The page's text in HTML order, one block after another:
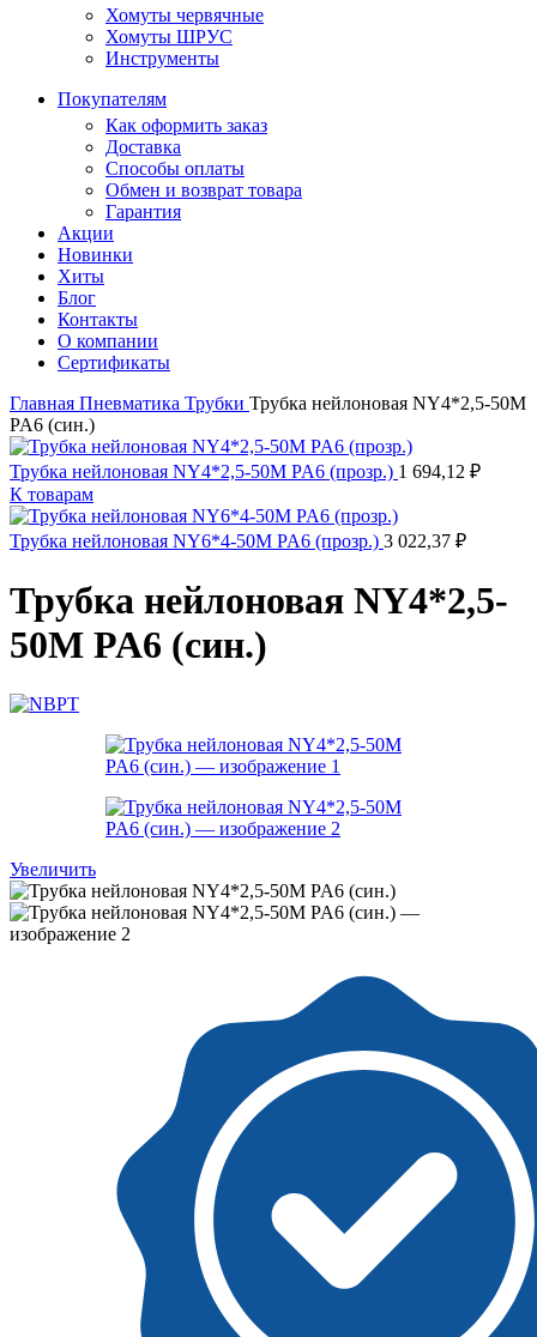
Хомуты червячные
Хомуты ШРУС
Инструменты
Покупателям
Как оформить заказ
Доставка
Способы оплаты
Обмен и возврат товара
Гарантия
Акции
Новинки
Хиты
Блог
Контакты
О компании
Сертификаты
Главная Пневматика Трубки Трубка нейлоновая NY4*2,5-50M
PA6 (син.)
Трубка нейлоновая NY4*2,5-50M PA6 (прозр.) 1 694,12 ₽
К товарам
Трубка нейлоновая NY6*4-50M PA6 (прозр.) 3 022,37 ₽
Трубка нейлоновая NY4*2,5-
50M PA6 (син.)
Увеличить